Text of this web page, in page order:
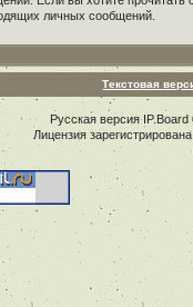
личных сообщений.
Текстовая
Русская версия IP.Board
Лицензия